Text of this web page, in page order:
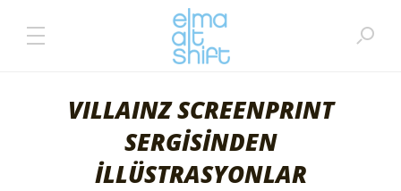
VILLAINZ SCREENPRINT
SERGİSİNDEN
İLLÜSTRASYONLAR